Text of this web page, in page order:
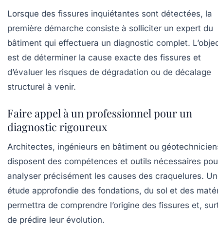
Lorsque des fissures inquiétantes sont détectées, la
première démarche consiste à solliciter un expert du
bâtiment qui effectuera un diagnostic complet.
est de déterminer la cause exacte des fissures et
d’évaluer les risques de dégradation ou de décalage
structurel à venir.
Faire appel à un professionnel pour un
diagnostic rigoureux
Architectes, ingénieurs en bâtiment ou
disposent des compétences et outils nécessaires
analyser précisément les causes des craquelures.
étude approfondie des fondations, du sol et des
permettra de comprendre l’origine des fissures et,
de prédire leur évolution.